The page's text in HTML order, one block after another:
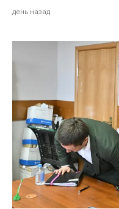
день назад